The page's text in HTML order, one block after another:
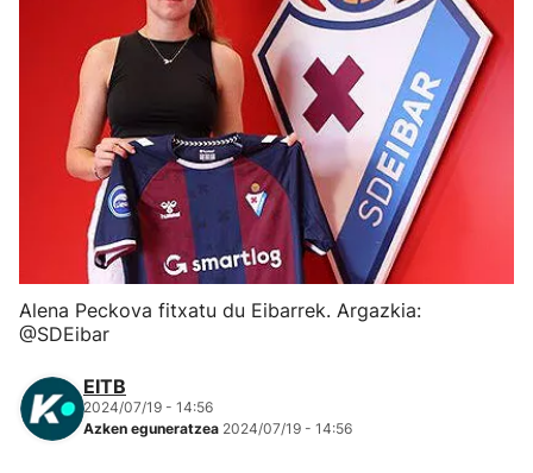
Herri-kirolak
Eskubaloia
Kirolak 360
Atletismoa
Mendi-lasterketak
"Helmuga"
Alena Peckova fitxatu du Eibarrek. Argazkia:
@SDEibar
EITB
2024/07/19 - 14:56
Azken eguneratzea 2024/07/19 - 14:56